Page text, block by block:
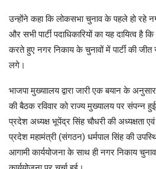
उन्होंने कहा कि लोकसभा चुनाव के पहले हो रहे
और सभी पार्टी पदाधिकारियों का यह दायित्व है
करते हुए नगर निकाय के चुनावों में पार्टी की
लगे।
भाजपा मुख्याालय द्वारा जारी एक बयान के
की बैठक रविवार को राज्य मुख्यालय पर संपन्न
प्रदेश अध्यक्ष भूपेंद्र सिंह चौधरी की अध्यक्षता
प्रदेश महामंत्री (संगठन) धर्मपाल सिंह की
आगामी कार्ययोजना के साथ ही नगर निकाय